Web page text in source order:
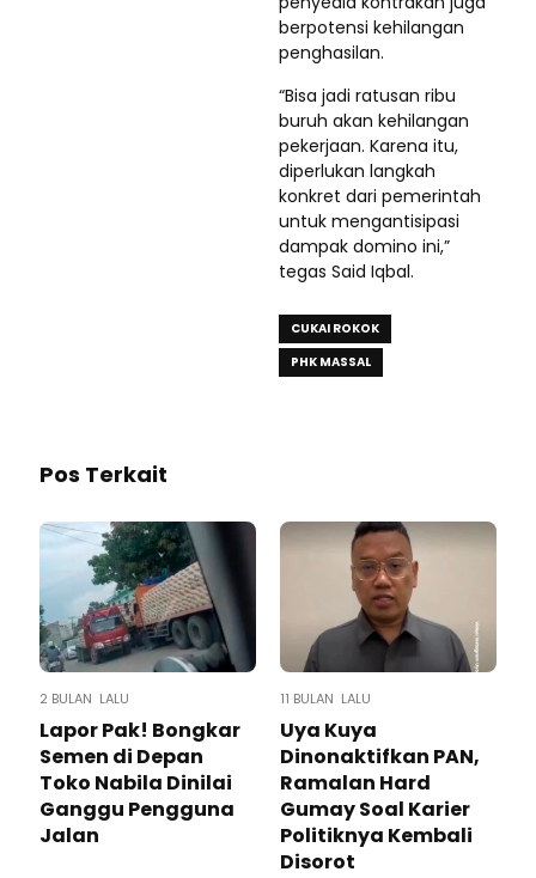
berpotensi kehilangan
penghasilan.
“Bisa jadi ratusan ribu
buruh akan kehilangan
pekerjaan. Karena itu,
diperlukan langkah
konkret dari pemerintah
untuk mengantisipasi
dampak domino ini,”
tegas Said Iqbal.
CUKAI ROKOK
PHK MASSAL
Pos Terkait
2 BULAN LALU
Lapor Pak! Bongkar
Semen di Depan
Toko Nabila Dinilai
Ganggu Pengguna
Jalan
11 BULAN LALU
Uya Kuya
Dinonaktifkan PAN,
Ramalan Hard
Gumay Soal Karier
Politiknya Kembali
Disorot